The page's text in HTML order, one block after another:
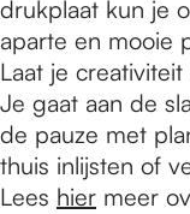
drukplaat kun je
aparte en mooie
Laat je
Je gaat aan de
de pauze met
thuis inlijsten of
Lees hier meer